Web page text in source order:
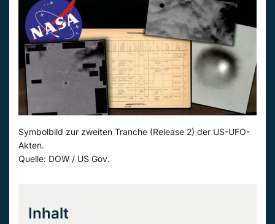
Symbolbild zur zweiten Tranche (Release 2) der US-UFO-
Akten.
Quelle: DOW / US Gov.
Inhalt